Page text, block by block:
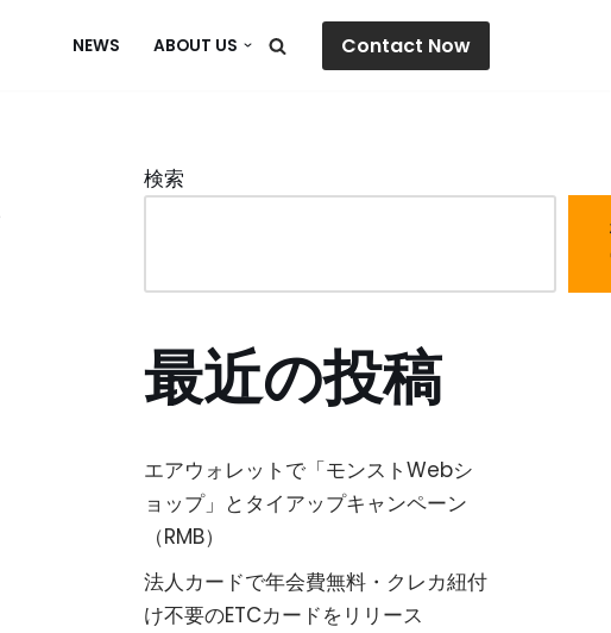
NEWS ABOUT US Contact Now
検索
最近の投稿
エアウォレットで「モンストWebシ
ョップ」とタイアップキャンペーン
（RMB）
法人カードで年会費無料・クレカ紐付
け不要のETCカードをリリース